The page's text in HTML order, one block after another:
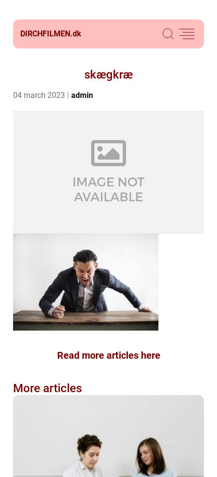
DIRCHFILMEN.dk
skægkræ
04 march 2023 admin
Read more articles here
More articles